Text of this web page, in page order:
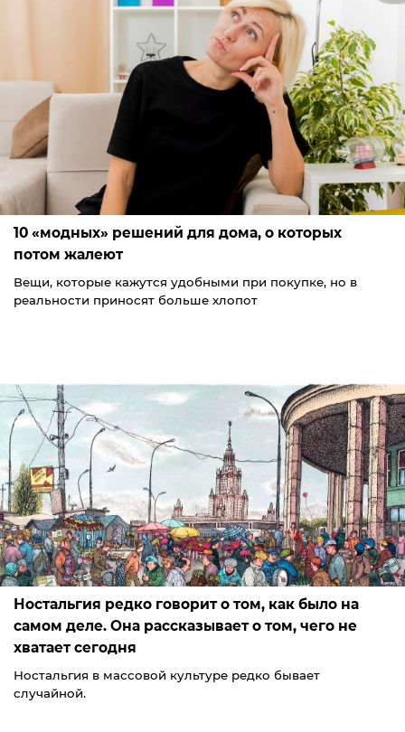
10 «модных» решений для дома, о которых
потом жалеют
Вещи, которые кажутся удобными при покупке, но в
реальности приносят больше хлопот
Ностальгия редко говорит о том, как было на
самом деле. Она рассказывает о том, чего не
хватает сегодня
Ностальгия в массовой культуре редко бывает
случайной.